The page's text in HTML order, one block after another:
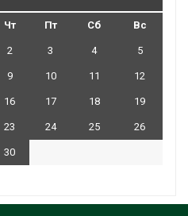
Чт Пт Сб Вс
2 3 4 5
9 10 11 12
16 17 18 19
23 24 25 26
30